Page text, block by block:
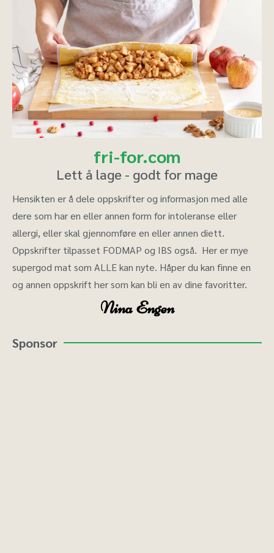
fri-for.com
Lett å lage - godt for mage
Hensikten er å dele oppskrifter og informasjon med alle
dere som har en eller annen form for intoleranse eller
allergi, eller skal gjennomføre en eller annen diett.
Oppskrifter tilpasset FODMAP og IBS også. Her er mye
supergod mat som ALLE kan nyte. Håper du kan finne en
og annen oppskrift her som kan bli en av dine favoritter.
Nina Engen
Sponsor